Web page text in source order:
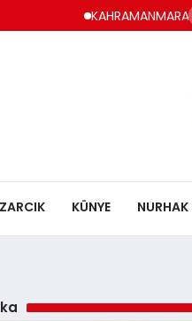
KAHRAMANMARAŞ
KÜNYE NURHAK